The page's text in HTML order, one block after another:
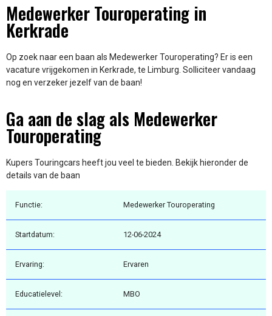
Medewerker Touroperating in
Kerkrade
Op zoek naar een baan als Medewerker Touroperating? Er is een
vacature vrijgekomen in Kerkrade, te Limburg. Solliciteer vandaag
nog en verzeker jezelf van de baan!
Ga aan de slag als Medewerker
Touroperating
Kupers Touringcars heeft jou veel te bieden. Bekijk hieronder de
details van de baan
Functie: Medewerker Touroperating
Startdatum: 12-06-2024
Ervaring: Ervaren
Educatielevel: MBO